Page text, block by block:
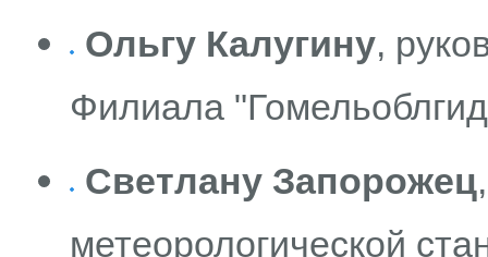
Ольгу Калугину,
Филиала
Светлану Запорожец
метеорологической